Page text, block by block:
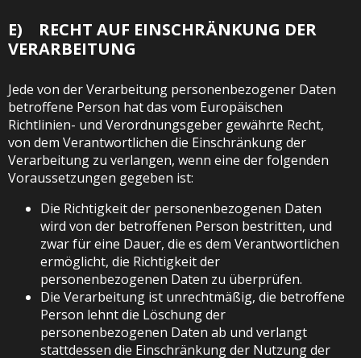
E) RECHT AUF EINSCHRÄNKUNG DER
VERARBEITUNG
Jede von der Verarbeitung personenbezogener Daten
betroffene Person hat das vom Europäischen
Richtlinien- und Verordnungsgeber gewährte Recht,
von dem Verantwortlichen die Einschränkung der
Verarbeitung zu verlangen, wenn eine der folgenden
Voraussetzungen gegeben ist:
Die Richtigkeit der personenbezogenen Daten
wird von der betroffenen Person bestritten, und
zwar für eine Dauer, die es dem Verantwortlichen
ermöglicht, die Richtigkeit der
personenbezogenen Daten zu überprüfen.
Die Verarbeitung ist unrechtmäßig, die betroffene
Person lehnt die Löschung der
personenbezogenen Daten ab und verlangt
stattdessen die Einschränkung der Nutzung der